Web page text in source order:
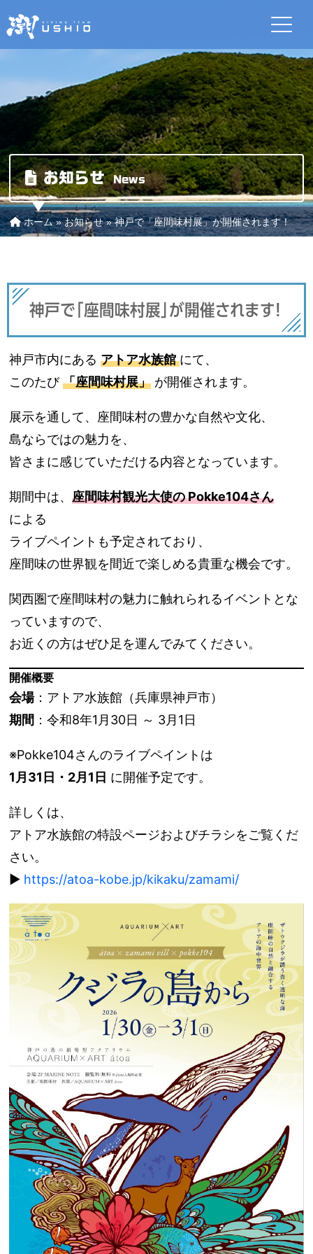
お知らせ News
ホーム»お知らせ»神戸で「座間味村展」が開催されます！
神戸で「座間味村展」が開催されます！
神戸市内にあるアトア水族館 にて、
このたび「座間味村展」 が開催されます。
展示を通して、座間味村の豊かな自然や文化、
島ならではの魅力を、
皆さまに感じていただける内容となっています。
期間中は、座間味村観光大使の Pokke104さん
による
ライブペイントも予定されており、
座間味の世界観を間近で楽しめる貴重な機会です。
関西圏で座間味村の魅力に触れられるイベントとな
っていますので、
お近くの方はぜひ足を運んでみてください。
開催概要
会場：アトア水族館（兵庫県神戸市）
期間 ：令和8年1月30日 ～ 3月1日
※Pokke104さんのライブペイントは
1月31日・2月1日 に開催予定です。
詳しくは、
アトア水族館の特設ページおよびチラシをご覧くだ
さい。
▶ https://atoa-kobe.jp/kikaku/zamami/